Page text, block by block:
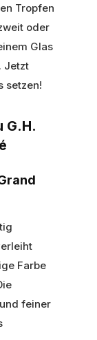
Tropfen
oder
Glas
Jetzt
setzen!
G.H.
Farbe
feiner